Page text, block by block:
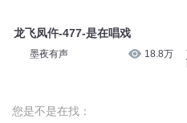
龙飞凤仵-477-是在唱戏
墨夜有声 18.8万
您是不是在找：